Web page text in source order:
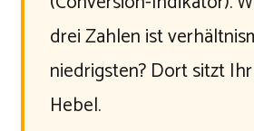
drei Zahlen ist
niedrigsten? Dort sitzt
Hebel.